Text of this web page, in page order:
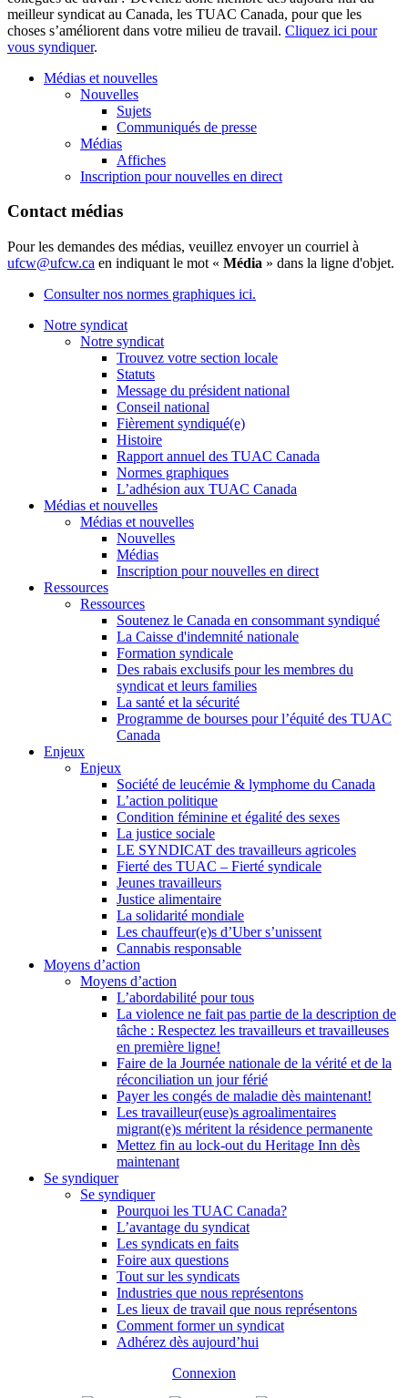
meilleur syndicat au Canada, les TUAC Canada, pour que les
choses s’améliorent dans votre milieu de travail. Cliquez ici pour
vous syndiquer.
Médias et nouvelles
Nouvelles
Sujets
Communiqués de presse
Médias
Affiches
Inscription pour nouvelles en direct
Contact médias
Pour les demandes des médias, veuillez envoyer un courriel à
ufcw@ufcw.ca en indiquant le mot « Média » dans la ligne d'objet.
Consulter nos normes graphiques ici.
Notre syndicat
Notre syndicat
Trouvez votre section locale
Statuts
Message du président national
Conseil national
Fièrement syndiqué(e)
Histoire
Rapport annuel des TUAC Canada
Normes graphiques
L’adhésion aux TUAC Canada
Médias et nouvelles
Médias et nouvelles
Nouvelles
Médias
Inscription pour nouvelles en direct
Ressources
Ressources
Soutenez le Canada en consommant syndiqué
La Caisse d'indemnité nationale
Formation syndicale
Des rabais exclusifs pour les membres du
syndicat et leurs families
La santé et la sécurité
Programme de bourses pour l’équité des TUAC
Canada
Enjeux
Enjeux
Société de leucémie & lymphome du Canada
L’action politique
Condition féminine et égalité des sexes
La justice sociale
LE SYNDICAT des travailleurs agricoles
Fierté des TUAC – Fierté syndicale
Jeunes travailleurs
Justice alimentaire
La solidarité mondiale
Les chauffeur(e)s d’Uber s’unissent
Cannabis responsable
Moyens d’action
Moyens d’action
L’abordabilité pour tous
La violence ne fait pas partie de la description de
tâche : Respectez les travailleurs et travailleuses
en première ligne!
Faire de la Journée nationale de la vérité et de la
réconciliation un jour férié
Payer les congés de maladie dès maintenant!
Les travailleur(euse)s agroalimentaires
migrant(e)s méritent la résidence permanente
Mettez fin au lock-out du Heritage Inn dès
maintenant
Se syndiquer
Se syndiquer
Pourquoi les TUAC Canada?
L’avantage du syndicat
Les syndicats en faits
Foire aux questions
Tout sur les syndicats
Industries que nous représentons
Les lieux de travail que nous représentons
Comment former un syndicat
Adhérez dès aujourd’hui
Connexion